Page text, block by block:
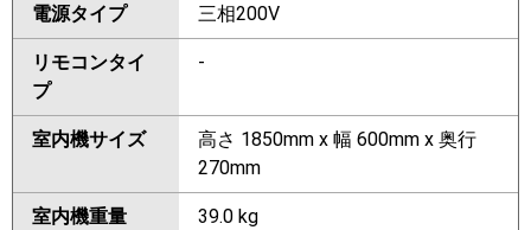
電源タイプ 三相200V
リモコンタイ
プ
-
室内機サイズ
高さ 1850mm x 幅 600mm x 奥行
270mm
室内機重量 39.0 kg